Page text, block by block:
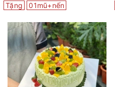
Tặng 01mũ+nến